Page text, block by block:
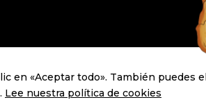
VESTIDO
AÑADIR
en «Aceptar todo». También puedes
Lee nuestra política de cookies